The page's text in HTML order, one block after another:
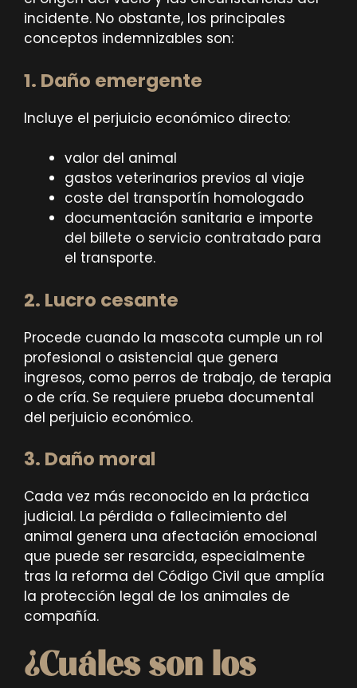
incidente. No obstante, los principales
conceptos indemnizables son:
1. Daño emergente
Incluye el perjuicio económico directo:
valor del animal
gastos veterinarios previos al viaje
coste del transportín homologado
documentación sanitaria e importe
del billete o servicio contratado para
el transporte.
2. Lucro cesante
Procede cuando la mascota cumple un rol
profesional o asistencial que genera
ingresos, como perros de trabajo, de terapia
o de cría. Se requiere prueba documental
del perjuicio económico.
3. Daño moral
Cada vez más reconocido en la práctica
judicial. La pérdida o fallecimiento del
animal genera una afectación emocional
que puede ser resarcida, especialmente
tras la reforma del Código Civil que amplía
la protección legal de los animales de
compañía.
¿Cuáles son los